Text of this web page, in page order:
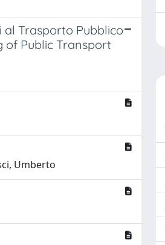
al Trasporto Pubblico
of Public Transport
Umberto